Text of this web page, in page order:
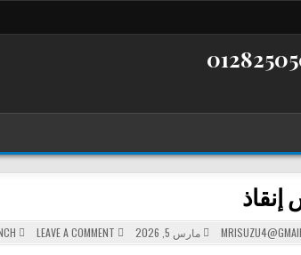
مارس 5, 2026 LEAVE A COMMENT
ON
ونشIN